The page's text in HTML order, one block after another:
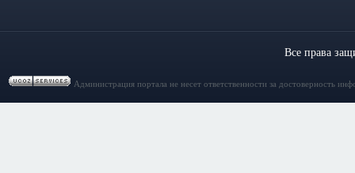
Все права
Администрация портала не несет ответственности за достоверность